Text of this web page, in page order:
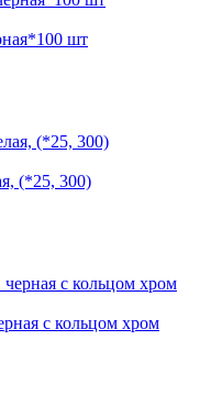
шт
(*25, 300)
с кольцом хром